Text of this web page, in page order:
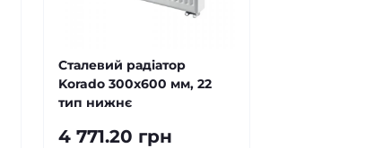
Сталевий радіатор
Korado 300x600 мм, 22
тип нижнє
4 771.20 грн